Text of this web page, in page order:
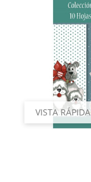
VISTA RÁPIDA